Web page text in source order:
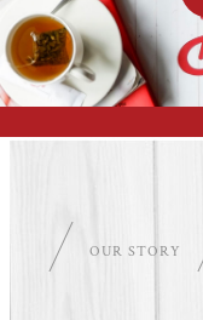
OUR STORY